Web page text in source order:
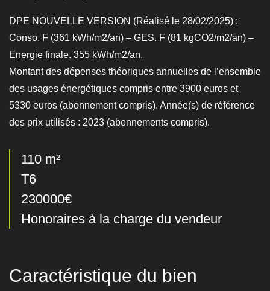
DPE NOUVELLE VERSION (Réalisé le 28/02/2025) :
Conso. F (361 kWh/m2/an) – GES. F (81 kgCO2/m2/an) –
Energie finale. 355 kWh/m2/an.
Montant des dépenses théoriques annuelles de l’ensemble
des usages énergétiques compris entre 3900 euros et
5330 euros (abonnement compris). Année(s) de référence
des prix utilisés : 2023 (abonnements compris).
110 m²
T6
230000€
Honoraires à la charge du vendeur
Caractéristique du bien